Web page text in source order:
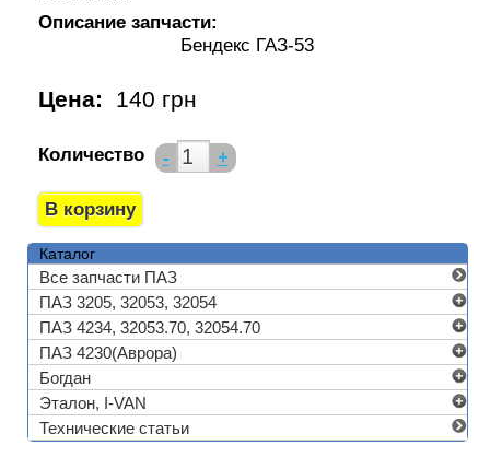
Описание запчасти:
Бендекс ГАЗ-53
Цена: 140 грн
Количество - +
Каталог
Все запчасти ПАЗ
ПАЗ 3205, 32053, 32054
ПАЗ 4234, 32053.70, 32054.70
ПАЗ 4230(Аврора)
Богдан
Эталон, I-VAN
Технические статьи